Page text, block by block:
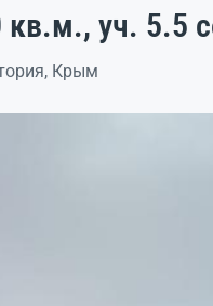
уч. 5.5
Крым